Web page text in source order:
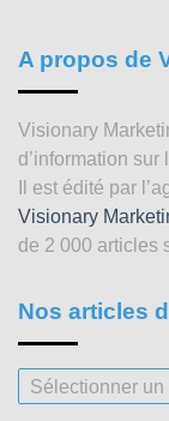
A propos de
Visionary
d’information sur
Il est édité par
Visionary
de 2 000 articles
Nos articles
Nos
articles